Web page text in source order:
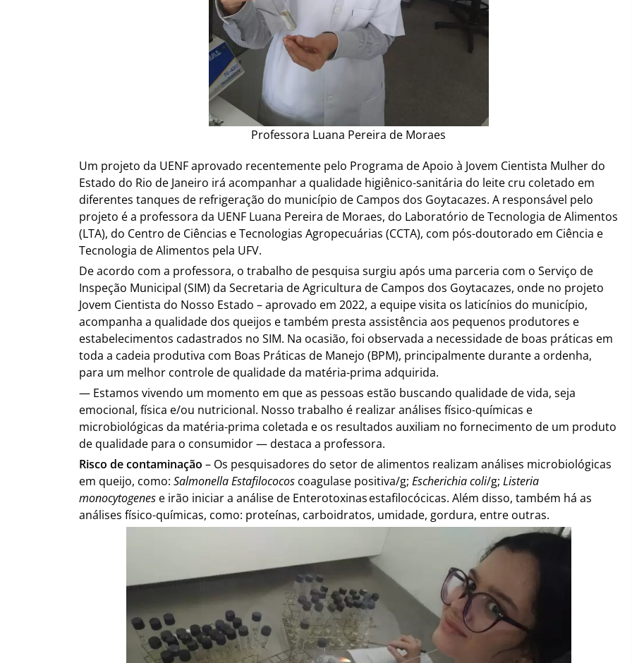
Professora Luana Pereira de Moraes
Um projeto da UENF aprovado recentemente pelo Programa de Apoio à Jovem Cientista Mulher do
Estado do Rio de Janeiro irá acompanhar a qualidade higiênico-sanitária do leite cru coletado em
diferentes tanques de refrigeração do município de Campos dos Goytacazes. A responsável pelo
projeto é a professora da UENF Luana Pereira de Moraes, do Laboratório de Tecnologia de Alimentos
(LTA), do Centro de Ciências e Tecnologias Agropecuárias (CCTA), com pós-doutorado em Ciência e
Tecnologia de Alimentos pela UFV.
De acordo com a professora, o trabalho de pesquisa surgiu após uma parceria com o Serviço de
Inspeção Municipal (SIM) da Secretaria de Agricultura de Campos dos Goytacazes, onde no projeto
Jovem Cientista do Nosso Estado – aprovado em 2022, a equipe visita os laticínios do município,
acompanha a qualidade dos queijos e também presta assistência aos pequenos produtores e
estabelecimentos cadastrados no SIM. Na ocasião, foi observada a necessidade de boas práticas em
toda a cadeia produtiva com Boas Práticas de Manejo (BPM), principalmente durante a ordenha,
para um melhor controle de qualidade da matéria-prima adquirida.
— Estamos vivendo um momento em que as pessoas estão buscando qualidade de vida, seja
emocional, física e/ou nutricional. Nosso trabalho é realizar análises físico-químicas e
microbiológicas da matéria-prima coletada e os resultados auxiliam no fornecimento de um produto
de qualidade para o consumidor — destaca a professora.
Risco de contaminação – Os pesquisadores do setor de alimentos realizam análises microbiológicas
em queijo, como: Salmonella Estafilococos coagulase positiva/g; Escherichia coli/g; Listeria
monocytogenes e irão iniciar a análise de Enterotoxinas estafilocócicas. Além disso, também há as
análises físico-químicas, como: proteínas, carboidratos, umidade, gordura, entre outras.